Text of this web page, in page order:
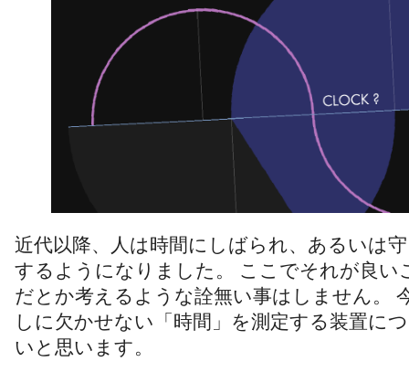
近代以降、人は時間にしばられ、あるいは
するようになりました。 ここでそれが良い
だとか考えるような詮無い事はしません。
しに欠かせない「時間」を測定する装置に
いと思います。